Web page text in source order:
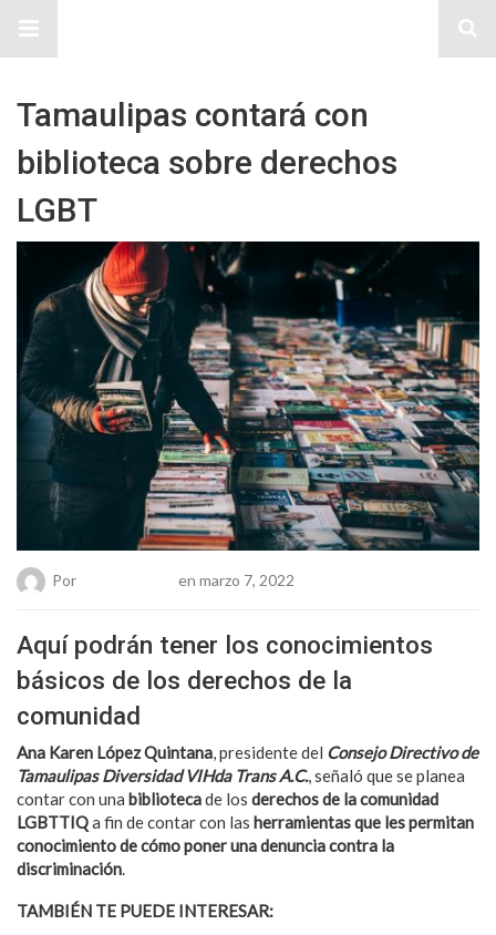
Tamaulipas contará con
biblioteca sobre derechos
LGBT
Por en marzo 7, 2022
Aquí podrán tener los conocimientos
básicos de los derechos de la
comunidad
Ana Karen López Quintana, presidente del Consejo Directivo de
Tamaulipas Diversidad VIHda Trans A.C., señaló que se planea
contar con una bibliotecade los derechos de la comunidad
LGBTTIQa fin de contar con las herramientas que les permitan
conocimiento de cómo poner una denuncia contra la
discriminación.
TAMBIÉN TE PUEDE INTERESAR: